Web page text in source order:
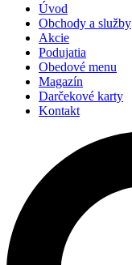
Úvod
Obchody a služby
Akcie
Podujatia
Obedové menu
Magazín
Darčekové karty
Kontakt